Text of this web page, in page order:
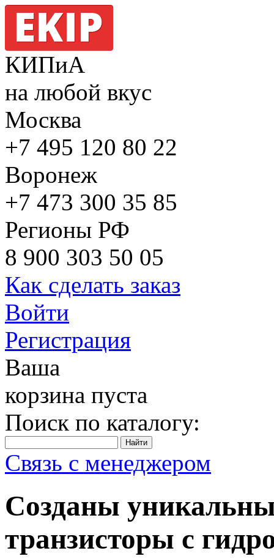
КИПиА
на любой вкус
Москва
+7 495 120 80 22
Воронеж
+7 473 300 35 85
Регионы РФ
8 900 303 50 05
Как сделать заказ
Войти
Регистрация
Ваша
корзина пуста
Поиск по каталогу:
Связь с менеджером
Созданы
транзисторы с